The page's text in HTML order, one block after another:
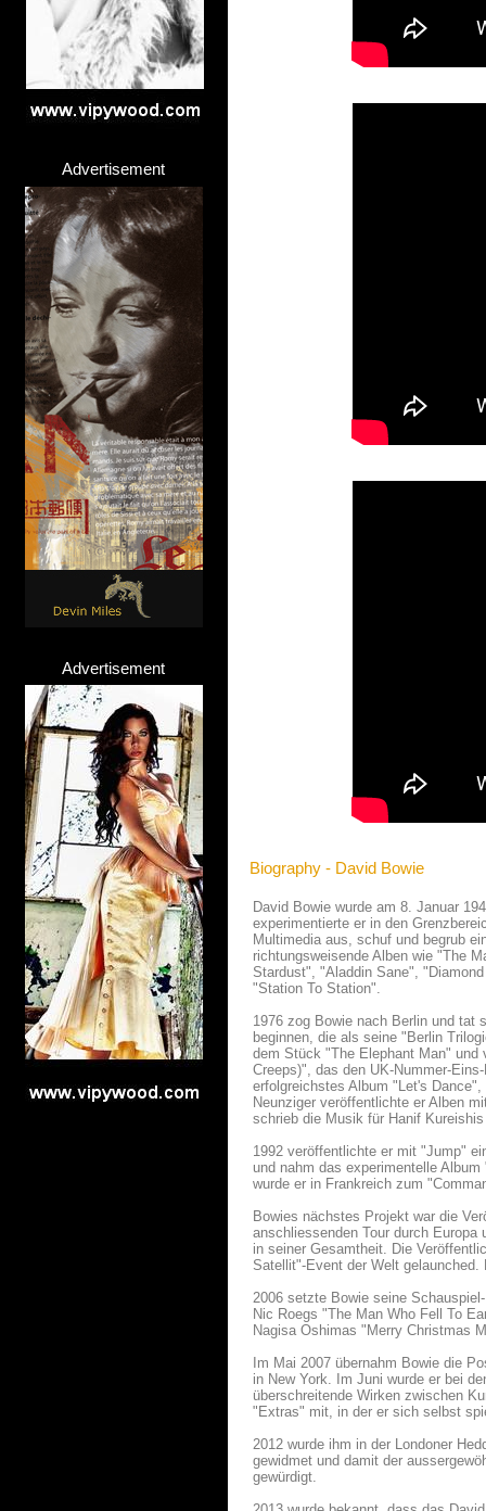
Advertisement
Advertisement
Biography - David Bowie
David Bowie wurde am 8. Januar
experimentierte er in den
Multimedia aus, schuf und begrub
richtungsweisende Alben wie "The
Stardust", "Aladdin Sane",
"Station To Station".
1976 zog Bowie nach Berlin und tat
beginnen, die als seine "Berlin
dem Stück "The Elephant Man"
Creeps)", das den UK-Nummer-
erfolgreichstes Album "Let's
Neunziger veröffentlichte er Alben
schrieb die Musik für Hanif
1992 veröffentlichte er mit "Jump"
und nahm das experimentelle
wurde er in Frankreich zum
Bowies nächstes Projekt war die
anschliessenden Tour durch
in seiner Gesamtheit. Die
Satellit"-Event der Welt gelaunched.
2006 setzte Bowie seine
Nic Roegs "The Man Who Fell To
Nagisa Oshimas "Merry Christmas
Im Mai 2007 übernahm Bowie die
in New York. Im Juni wurde er bei
überschreitende Wirken zwischen
"Extras" mit, in der er sich selbst
2012 wurde ihm in der Londoner
gewidmet und damit der
gewürdigt.